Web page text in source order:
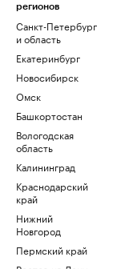
регионов
Санкт-Петербург
и область
Екатеринбург
Новосибирск
Омск
Башкортостан
Вологодская
область
Калининград
Краснодарский
край
Нижний
Новгород
Пермский край